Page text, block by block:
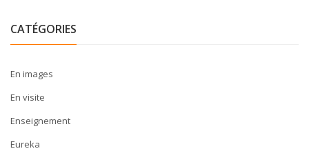
CATÉGORIES
En images
En visite
Enseignement
Eureka